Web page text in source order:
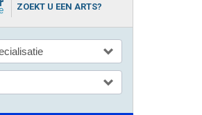
ZOEKT U EEN ARTS?